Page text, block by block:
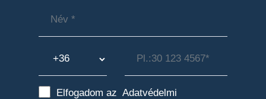
Elfogadom az Adatvédelmi